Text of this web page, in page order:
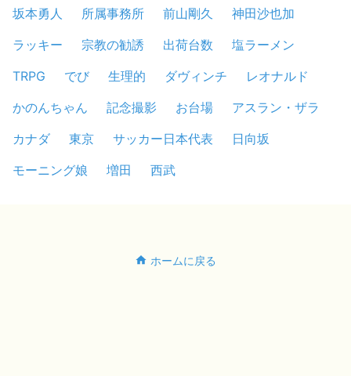
坂本勇人
所属事務所 前山剛久
神田沙也加
ラッキー
宗教の勧誘 出荷台数
塩ラーメン
TRPG
でび 生理的 ダヴィンチ
レオナルド
かのんちゃん
記念撮影 お台場
アスラン・ザラ
カナダ
東京 サッカー日本代表
日向坂
モーニング娘
増田 西武
ホームに戻る